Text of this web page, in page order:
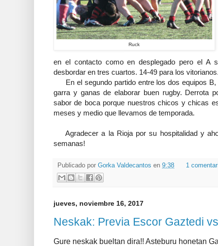
Ruck
en el contacto como en desplegado pero el A
desbordar en tres cuartos. 14-49 para los
En el segundo partido entre los dos equipos B,
garra y ganas de elaborar buen rugby. Derrota
sabor de boca porque nuestros chicos y chicas
meses y medio que llevamos de temporada.
Agradecer a la Rioja por su hospitalidad y
semanas!
Publicado por Gorka Valdecantos en 9:38 1
jueves, noviembre 16, 2017
Neskak: Previa Escor Gaztedi
Gure neskak bueltan dira!! Asteburu honetan